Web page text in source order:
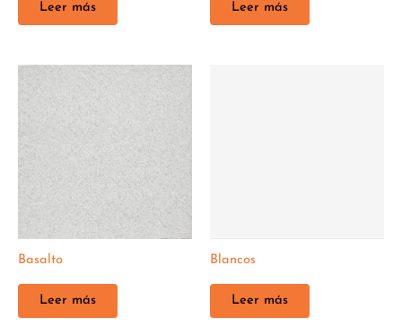
Leer más Leer más
Basalto
Leer más
Blancos
Leer más